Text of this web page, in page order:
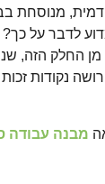
מנוסחת
לדבר על כך?
מן החלק הזה,
נקודות זכות
מבנה עבודה